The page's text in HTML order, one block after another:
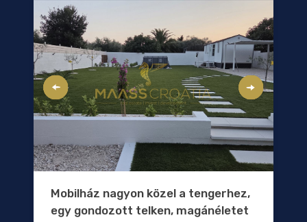
Mobilház nagyon közel a tengerhez,
egy gondozott telken, magánéletet